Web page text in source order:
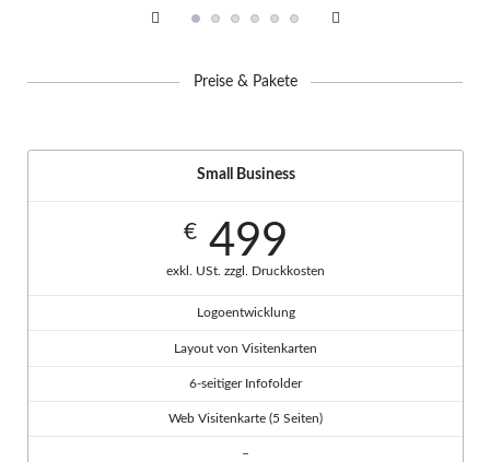
Preise & Pakete
Small Business
€ 499
exkl. USt. zzgl. Druckkosten
Logoentwicklung
Layout von Visitenkarten
6-seitiger Infofolder
Web Visitenkarte (5 Seiten)
–